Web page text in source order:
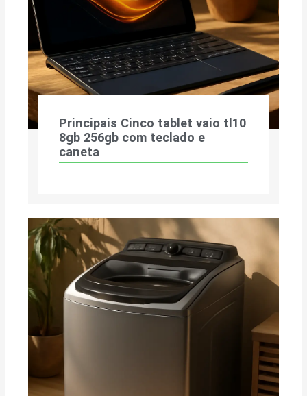
Principais Cinco tablet vaio tl10
8gb 256gb com teclado e
caneta